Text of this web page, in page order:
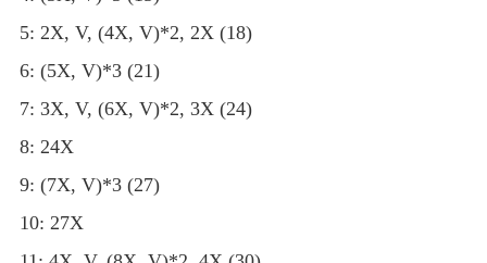
5: 2X, V, (4X, V)*2, 2X (18)
6: (5X, V)*3 (21)
7: 3X, V, (6X, V)*2, 3X (24)
8: 24X
9: (7X, V)*3 (27)
10: 27X